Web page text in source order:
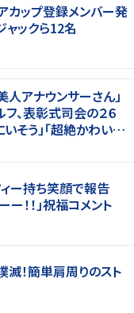
ップ登録メンバー発
ックら12名
人アナウンサーさん」
、表彰式司会の２６
そう」「超絶かわい
ー持ち笑顔で報告
！！」祝福コメント
滅！簡単肩周りのスト